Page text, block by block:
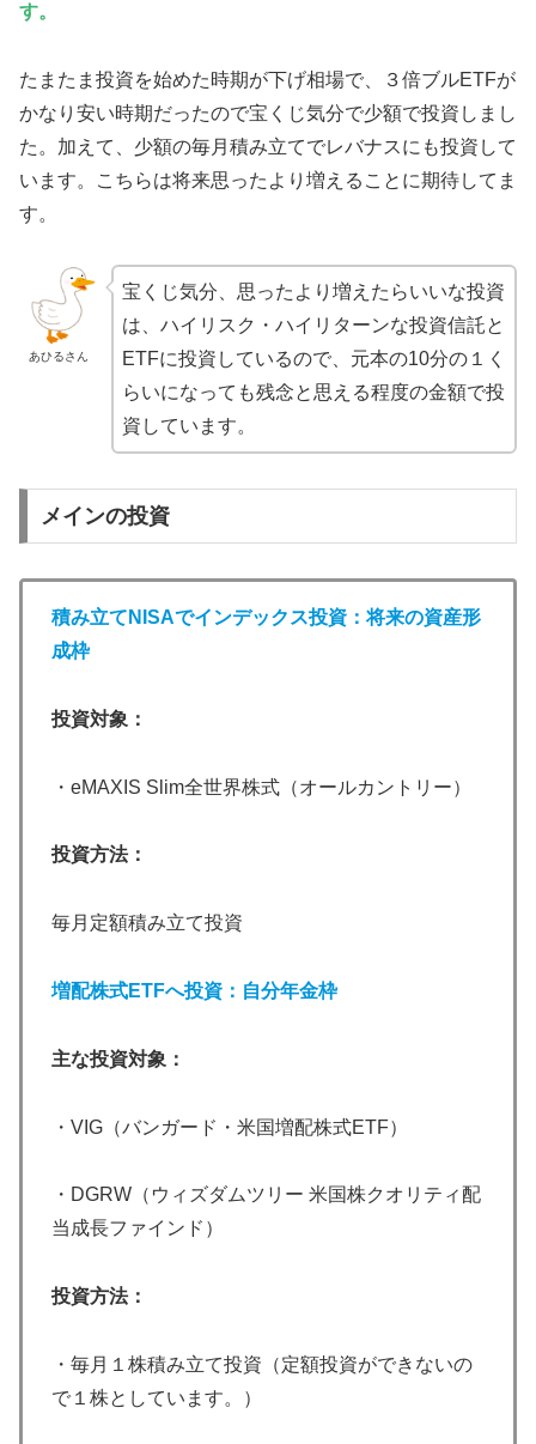
す。
たまたま投資を始めた時期が下げ相場で、３倍ブルETFが
かなり安い時期だったので宝くじ気分で少額で投資しまし
た。加えて、少額の毎月積み立てでレバナスにも投資して
います。こちらは将来思ったより増えることに期待してま
す。
あひるさん
宝くじ気分、思ったより増えたらいいな投資
は、ハイリスク・ハイリターンな投資信託と
ETFに投資しているので、元本の10分の１く
らいになっても残念と思える程度の金額で投
資しています。
メインの投資
積み立てNISAでインデックス投資：将来の資産形
成枠
投資対象：
・eMAXIS Slim全世界株式（オールカントリー）
投資方法：
毎月定額積み立て投資
増配株式ETFへ投資：自分年金枠
主な投資対象：
・VIG（バンガード・米国増配株式ETF）
・DGRW（ウィズダムツリー 米国株クオリティ配
当成長ファインド）
投資方法：
・毎月１株積み立て投資（定額投資ができないの
で１株としています。）